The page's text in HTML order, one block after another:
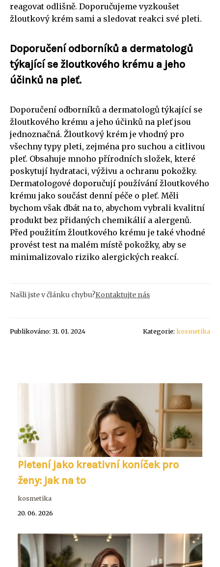
reagovat odlišně. Doporučujeme vyzkoušet
žloutkový krém sami a sledovat reakci své pleti.
Doporučení odborníků a dermatologů
týkající se žloutkového krému a jeho
účinků na pleť.
Doporučení odborníků a dermatologů týkající se
žloutkového krému a jeho účinků na pleť jsou
jednoznačná. Žloutkový krém je vhodný pro
všechny typy pleti, zejména pro suchou a citlivou
pleť. Obsahuje mnoho přírodních složek, které
poskytují hydrataci, výživu a ochranu pokožky.
Dermatologové doporučují používání žloutkového
krému jako součást denní péče o pleť. Měli
bychom však dbát na to, abychom vybrali kvalitní
produkt bez přidaných chemikálií a alergenů.
Před použitím žloutkového krému je také vhodné
provést test na malém místě pokožky, aby se
minimalizovalo riziko alergických reakcí.
Našli jste v článku chybu?Kontaktujte nás
Publikováno: 31. 01. 2024 Kategorie: kosmetika
Pletení jako kreativní koníček pro
ženy: jak na to
kosmetika
20. 06. 2026